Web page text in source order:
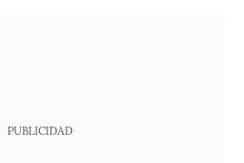
PUBLICIDAD